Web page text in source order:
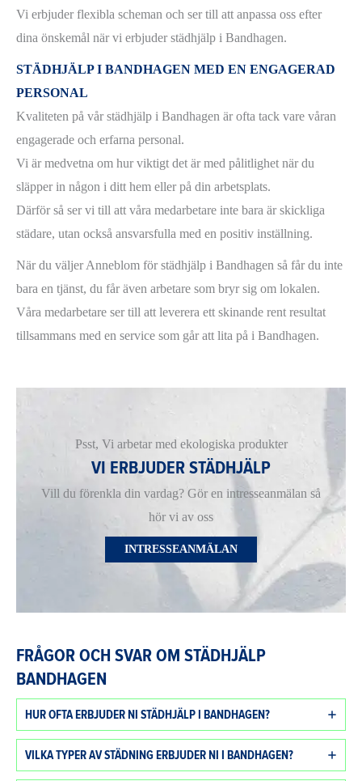
Vi erbjuder flexibla scheman och ser till att anpassa oss efter
dina önskemål när vi erbjuder städhjälp i Bandhagen.
STÄDHJÄLP I BANDHAGEN MED EN ENGAGERAD
PERSONAL
Kvaliteten på vår städhjälp i Bandhagen är ofta tack vare våran
engagerade och erfarna personal.
Vi är medvetna om hur viktigt det är med pålitlighet när du
släpper in någon i ditt hem eller på din arbetsplats.
Därför så ser vi till att våra medarbetare inte bara är skickliga
städare, utan också ansvarsfulla med en positiv inställning.
När du väljer Anneblom för städhjälp i Bandhagen så får du inte
bara en tjänst, du får även arbetare som bryr sig om lokalen.
Våra medarbetare ser till att leverera ett skinande rent resultat
tillsammans med en service som går att lita på i Bandhagen.
Psst, Vi arbetar med ekologiska produkter
VI ERBJUDER STÄDHJÄLP
Vill du förenkla din vardag? Gör en intresseanmälan så
hör vi av oss
INTRESSEANMÄLAN
FRÅGOR OCH SVAR OM STÄDHJÄLP
BANDHAGEN
HUR OFTA ERBJUDER NI STÄDHJÄLP I BANDHAGEN?
VILKA TYPER AV STÄDNING ERBJUDER NI I BANDHAGEN?